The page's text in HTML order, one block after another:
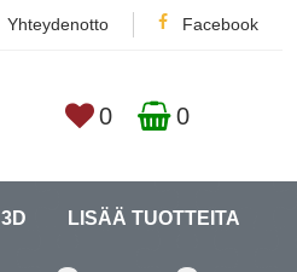
Yhteydenotto Facebook
0 0
3D LISÄÄ TUOTTEITA